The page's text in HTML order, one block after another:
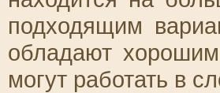
подходящим
обладают
могут работать в